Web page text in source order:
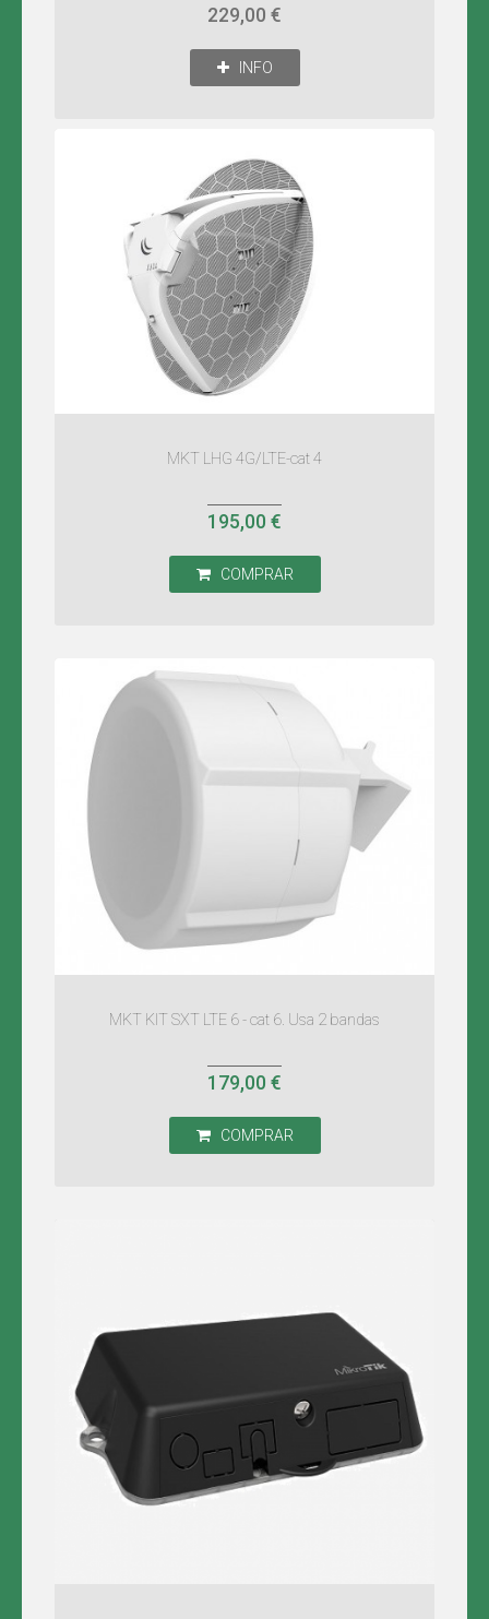
229,00 €
INFO
MKT LHG 4G/LTE-cat 4
195,00 €
COMPRAR
MKT KIT SXT LTE 6 - cat 6. Usa 2 bandas
179,00 €
COMPRAR